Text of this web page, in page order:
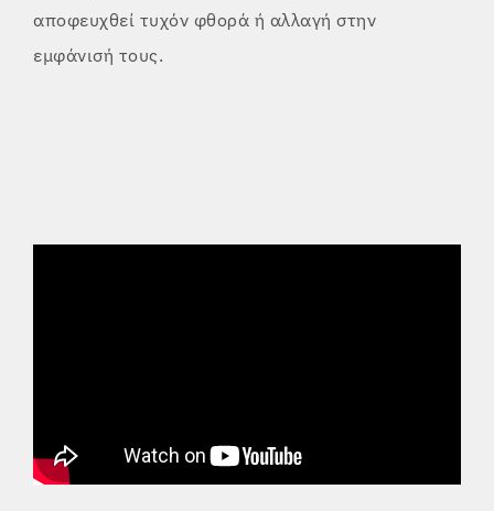
αποφευχθεί τυχόν φθορά ή αλλαγή στην
εμφάνισή τους.